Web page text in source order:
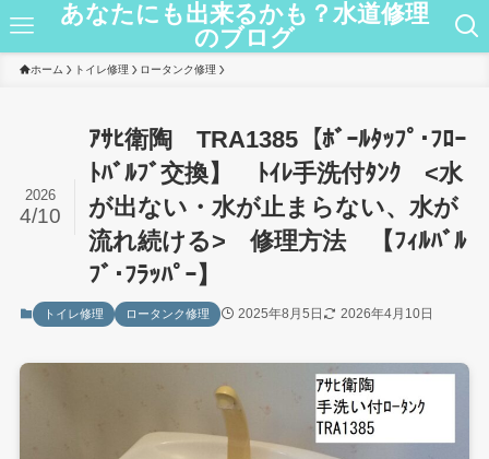
あなたにも出来るかも？水道修理
のブログ
ホーム トイレ修理 ロータンク修理
ｱｻﾋ衛陶 TRA1385【ﾎﾞｰﾙﾀｯﾌﾟ･ﾌﾛｰ
ﾄﾊﾞﾙﾌﾞ交換】 ﾄｲﾚ手洗付ﾀﾝｸ <水
が出ない・水が止まらない、水が
流れ続ける> 修理方法 【ﾌｨﾙﾊﾞﾙ
ﾌﾞ･ﾌﾗｯﾊﾟｰ】
2026
4/10
トイレ修理 ロータンク修理 2025年8月5日 2026年4月10日